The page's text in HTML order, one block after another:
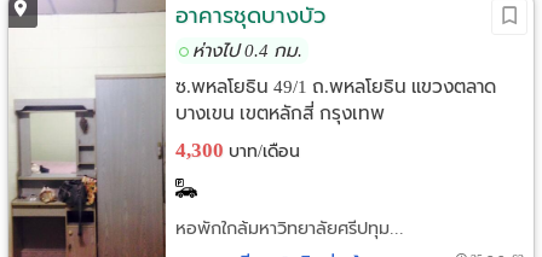
อาคารชุดบางบัว
ห่างไป 0.4 กม.
ซ.พหลโยธิน 49/1 ถ.พหลโยธิน แขวงตลาด
บางเขน เขตหลักสี่ กรุงเทพ
4,300 บาท/เดือน
หอพักใกล้มหาวิทยาลัยศรีปทุม...